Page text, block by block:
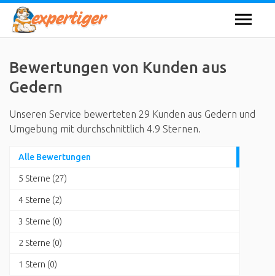
Bewertungen von Kunden aus
Gedern
Unseren Service bewerteten 29 Kunden aus Gedern und
Umgebung mit durchschnittlich 4.9 Sternen.
Alle Bewertungen
5 Sterne (27)
4 Sterne (2)
3 Sterne (0)
2 Sterne (0)
1 Stern (0)